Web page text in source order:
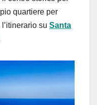
quartiere per
su Santa